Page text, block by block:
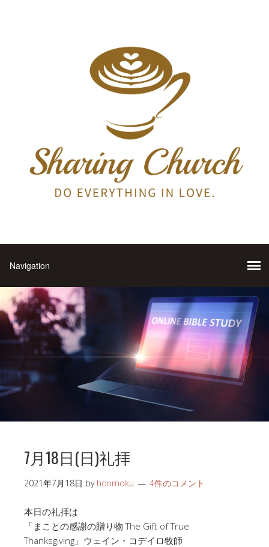
7月18日(日)礼拝
2021年7月18日 by honmoku 4件のコメント
本日の礼拝は
「まことの感謝の贈り物 The Gift of True
Thanksgiving」ウェイン・コデイロ牧師